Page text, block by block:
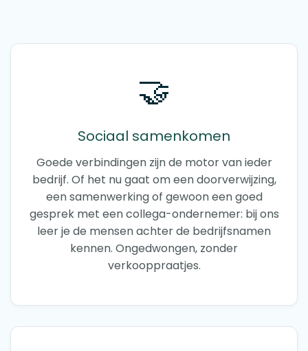
🤝
Sociaal samenkomen
Goede verbindingen zijn de motor van ieder
bedrijf. Of het nu gaat om een doorverwijzing,
een samenwerking of gewoon een goed
gesprek met een collega-ondernemer: bij ons
leer je de mensen achter de bedrijfsnamen
kennen. Ongedwongen, zonder
verkooppraatjes.